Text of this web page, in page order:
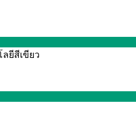
ยีสีเขียว